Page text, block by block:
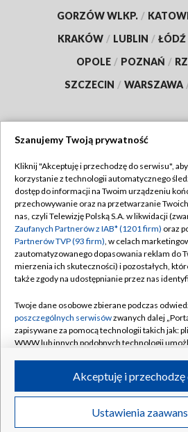
GORZÓW WLKP. /
KRAKÓW / LUBLIN / ŁÓDŹ
OPOLE / POZNAŃ /
SZCZECIN / WARSZAWA
TVP
Abonament TVP
Emisja w TVP
Centrum informacji TVP
Naziemna Telewizja Cyfrowa
Rada Programowa
System NOS
Informacje o nadawcy
Program dla prasy
Ogłoszenie przetargowe
Regulamin
Polityka
Moje zgody
Pomoc
Kontakt
Kanały
©2026 Telewizja Polska
Szanujemy Twoją prywatność
Kliknij "Akceptuję i przechodzę do serwisu",
korzystanie z technologii automatycznego
dostęp do informacji na Twoim urządzeniu
przechowywanie oraz na przetwarzanie
nas, czyli Telewizję Polską S.A. w likwidacji
Zaufanych Partnerów z IAB* (1201 firm) oraz
Partnerów TVP (93 firm), w celach
zautomatyzowanego dopasowania reklam do
mierzenia ich skuteczności) i pozostałych,
także zgody na udostępnianie przez nas
Twoje dane osobowe zbierane podczas
poszczególnych serwisówzwanych dalej
zapisywane za pomocą technologii takich jak:
WWW lub innych podobnych technologii
ruchu w Internecie.
Twoje dane osobowe zbierane podczas
poszczególnych serwisówna Portalu, takie jak
Ustawienia
Akceptuję i przechodzę